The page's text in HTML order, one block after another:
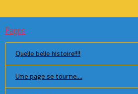
Pages
Quelle belle histoire!!!!
Une page se tourne....